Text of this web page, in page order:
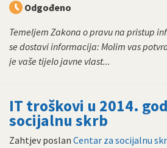
Odgođeno
Temeljem Zakona o pravu na pristup
se dostavi informacija: Molim vas
je vaše tijelo javne vlast...
IT troškovi u 2014.
socijalnu skrb
Zahtjev poslan Centar za socijalnu